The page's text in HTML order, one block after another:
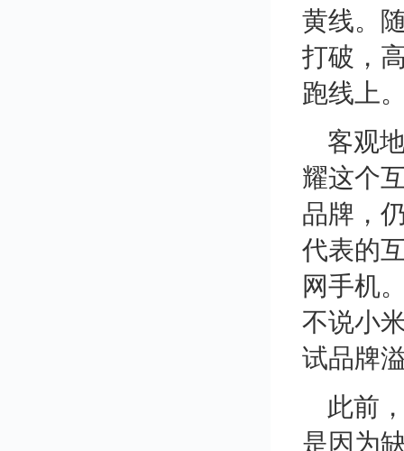
黄线。
打破，
跑线上
客观
耀这个
品牌，
代表的
网手机
不说小
试品牌
此前
是因为